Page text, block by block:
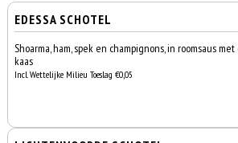
EDESSA SCHOTEL
Shoarma, ham, spek en champignons, in roomsaus
kaas
Incl. Wettelijke Milieu Toeslag €0,05